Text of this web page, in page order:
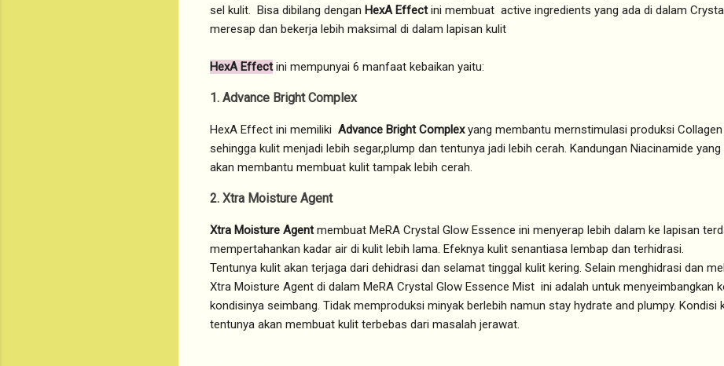
sel kulit. Bisa dibilang dengan HexA Effectini membuat active ingredients yang ada di dalam
meresap dan bekerja lebih maksimal di dalam lapisan kulit
HexA Effectini mempunyai 6 manfaat kebaikan yaitu:
1. Advance Bright Complex
HexA Effect ini memiliki Advance Bright Complexyang membantu mernstimulasi produksi
sehingga kulit menjadi lebih segar,plump dan tentunya jadi lebih cerah. Kandungan Niacinamide
akan membantu membuat kulit tampak lebih cerah.
2. Xtra Moisture Agent
Xtra Moisture Agentmembuat MeRA Crystal Glow Essence ini menyerap lebih dalam ke lapisan
mempertahankan kadar air di kulit lebih lama. Efeknya kulit senantiasa lembap dan terhidrasi.
Tentunya kulit akan terjaga dari dehidrasi dan selamat tinggal kulit kering. Selain menghidrasi dan
Xtra Moisture Agent di dalam MeRA Crystal Glow Essence Mist ini adalah untuk menyeimbangkan
kondisinya seimbang. Tidak memproduksi minyak berlebih namun stay hydrate and plumpy. Kondisi
tentunya akan membuat kulit terbebas dari masalah jerawat.